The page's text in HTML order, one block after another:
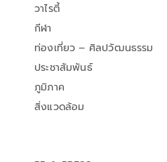
วาไรตี้
กีฬา
ท่องเที่ยว – ศิลปวัฒนธรรม
ประชาสัมพันธ์
ภูมิภาค
สิ่งแวดล้อม